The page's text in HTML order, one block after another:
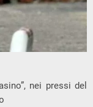
nei pressi del